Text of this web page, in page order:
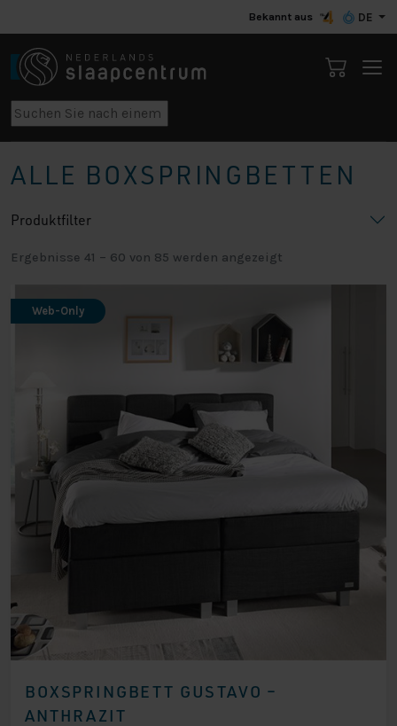
Bekannt aus DE
ALLE BOXSPRINGBETTEN
Produktfilter
Ergebnisse 41 – 60 von 85 werden angezeigt
BOXSPRINGBETT GUSTAVO –
ANTHRAZIT
Web-Only